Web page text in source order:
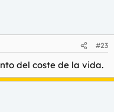
#23
del coste de la vida.